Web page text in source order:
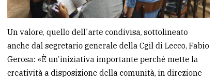
Un valore, quello dell'arte condivisa, sottolineato
anche dal segretario generale della Cgil di Lecco, Fabio
Gerosa: «È un'iniziativa importante perché mette la
creatività a disposizione della comunità, in direzione